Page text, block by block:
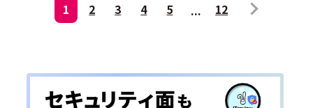
1 2 3 4 5 12